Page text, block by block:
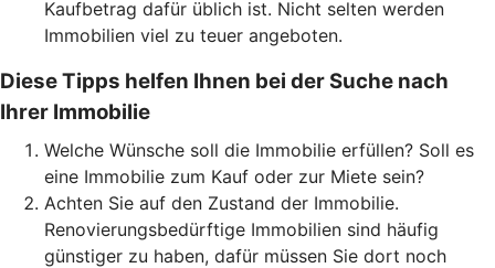
Kaufbetrag dafür üblich ist. Nicht selten werden
Immobilien viel zu teuer angeboten.
Diese Tipps helfen Ihnen bei der Suche nach
Ihrer Immobilie
Welche Wünsche soll die Immobilie erfüllen? Soll es
eine Immobilie zum Kauf oder zur Miete sein?
Achten Sie auf den Zustand der Immobilie.
Renovierungsbedürftige Immobilien sind häufig
günstiger zu haben, dafür müssen Sie dort noch